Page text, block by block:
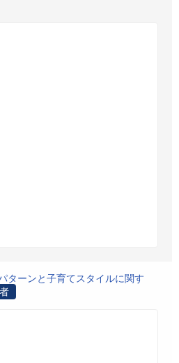
ターンと子育てスタイルに関す